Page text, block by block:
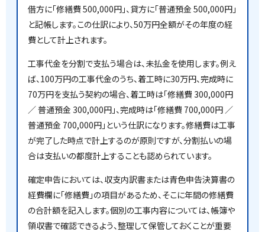
借方に「修繕費 500,000円」、貸方に「普通預金 500,000円」
と記帳します。この仕訳により、50万円全額がその年度の経
費として計上されます。
工事代金を分割で支払う場合は、未払金を使用します。例え
ば、100万円の工事代金のうち、着工時に30万円、完成時に
70万円を支払う契約の場合、着工時は「修繕費 300,000円
／ 普通預金 300,000円」、完成時は「修繕費 700,000円 ／
普通預金 700,000円」という仕訳になります。修繕費は工事
が完了した時点で計上するのが原則ですが、分割払いの場
合は支払いの都度計上することも認められています。
確定申告においては、収支内訳書または青色申告決算書の
経費欄に「修繕費」の項目があるため、そこに年間の修繕費
の合計額を記入します。個別の工事内容については、帳簿や
領収書で確認できるよう、整理して保管しておくことが重要